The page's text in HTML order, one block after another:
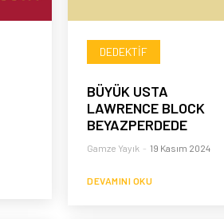
DEDEKTIF
BÜYÜK USTA
LAWRENCE BLOCK
BEYAZPERDEDE
Gamze Yayık - 19 Kasım 2024
DEVAMINI OKU